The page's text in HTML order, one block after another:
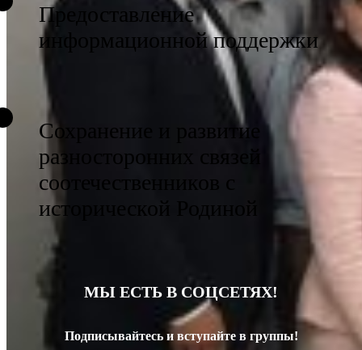
Предоставление
информационной поддержки
Сохранение и развитие
разносторонних связей
соотечественников с
исторической Родиной
МЫ ЕСТЬ В СОЦСЕТЯХ!
Подписывайтесь и вступайте в группы!